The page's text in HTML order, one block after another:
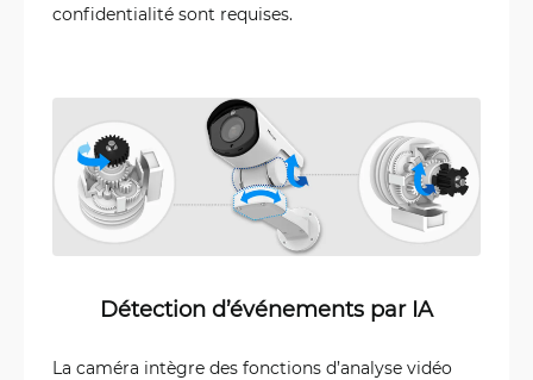
confidentialité sont requises.
Détection d’événements par IA
La caméra intègre des fonctions d’analyse vidéo